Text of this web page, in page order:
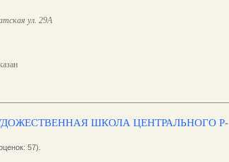
ул. 29А
ШКОЛА ЦЕНТРАЛЬНОГО Р-
57).